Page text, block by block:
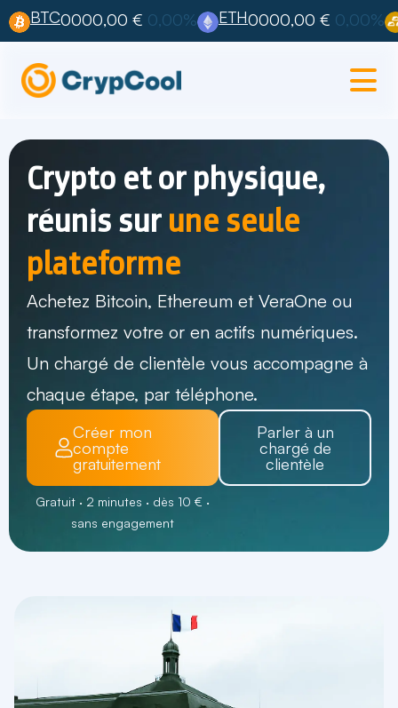
BTC0000,00 € 0,00% ETH0000,00 € 0,00%
Crypto et or physique,
réunis surune seule
plateforme
Achetez Bitcoin, Ethereum et VeraOne ou
transformez votre or en actifs numériques.
Un chargé de clientèle vous accompagne à
chaque étape, par téléphone.
Créer mon
compte
gratuitement
Gratuit · 2 minutes · dès 10 € ·
sans engagement
Parler à un
chargé de
clientèle